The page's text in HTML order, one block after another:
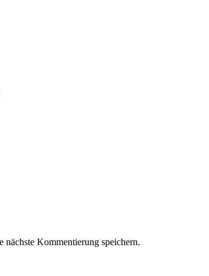
Kommentierung speichern.